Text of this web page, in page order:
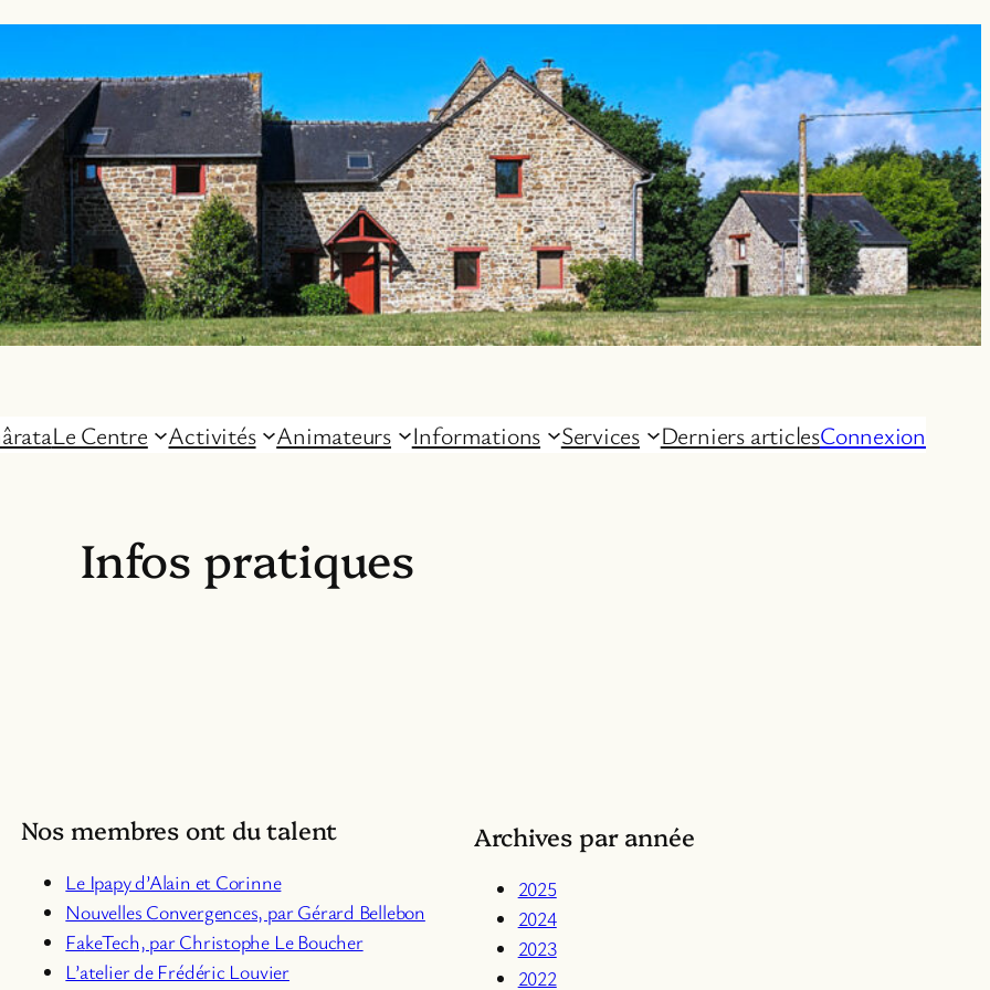
Le Centre Activités Animateurs Informations Services Derniers articlesConnexion
Infos pratiques
Nos membres ont du talent
Le Ipapy d’Alain et Corinne
Nouvelles Convergences, par Gérard Bellebon
FakeTech, par Christophe Le Boucher
L’atelier de Frédéric Louvier
Archives par année
2025
2024
2023
2022